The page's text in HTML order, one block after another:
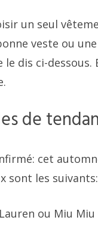
un seul
veste ou
dis ci-
de
cet
sont les suivants:
ou Miu